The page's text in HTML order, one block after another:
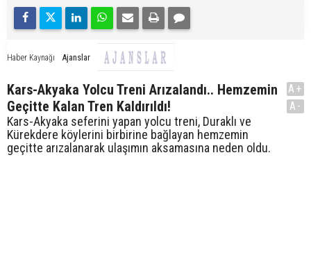
Haber Kaynağı Ajanslar
Kars-Akyaka Yolcu Treni Arızalandı.. Hemzemin
Geçitte Kalan Tren Kaldırıldı!
Kars-Akyaka seferini yapan yolcu treni, Duraklı ve
Kürekdere köylerini birbirine bağlayan hemzemin
geçitte arızalanarak ulaşımın aksamasına neden oldu.
A+
A-